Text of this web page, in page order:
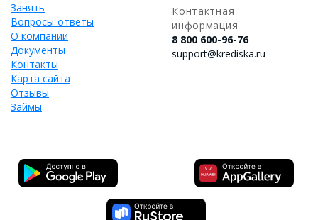
Занять
Вопросы-ответы
О компании
Документы
Контакты
Карта сайта
Отзывы
Займы
Контактная
информация
8 800 600-96-76
support@krediska.ru